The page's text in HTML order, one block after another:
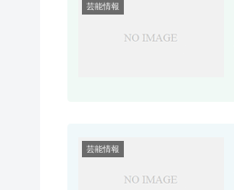
芸能情報
芸能情報